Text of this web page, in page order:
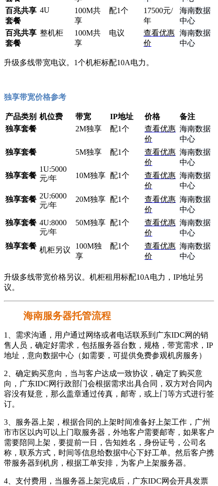
百兆共享
套餐
4U
100M共
享
配1个 17500元/
年
海南数据
中心
百兆共享
套餐
整机柜
100M共
享
电议
查看优惠
价
海南数据
中心
升级多线带宽电议。1个机柜标配10A电力。
独享带宽价格参考
产品类别 机位费 带宽 IP地址 价格
备注
独享套餐
1U:5000
元/年
2U:6000
元/年
4U:8000
元/年
机柜另议
2M独享 配1个
查看优惠
价
海南数据
中心
独享套餐
5M独享 配1个
查看优惠
价
海南数据
中心
独享套餐
10M独享 配1个
查看优惠
价
海南数据
中心
独享套餐
20M独享 配1个
查看优惠
价
海南数据
中心
独享套餐
50M独享 配1个
查看优惠
价
海南数据
中心
独享套餐
100M独
享
配1个
查看优惠
价
海南数据
中心
升级多线带宽价格另议。机柜租用标配10A电力，IP地址另
议。
海南服务器托管流程
1、需求沟通，用户通过网络或者电话联系到广东IDC网的销
售人员，确定好需求，包括服务器台数，规格，带宽需求，IP
地址，意向数据中心（如需要，可提供免费参观机房服务）
2、确定购买意向，当与客户达成一致协议，确定了购买意
向，广东IDC网行政部门会根据需求出具合同，双方对合同内
容没有疑意，那么盖章通过传真，邮寄，或上门等方式进行签
订。
3、服务器上架，根据合同的上架时间准备好上架工作，广州
市市区以内可以上门取服务器，外地客户需要邮寄，如果客户
需要陪同上架，要提前一日，告知姓名，身份证号，公司名
称，联系方式，时间等信息给数据中心下好工单。然后客户携
带服务器到机房，根据工单安排，为客户上架服务器。
4、支付费用，当服务器上架完成后，广东IDC网会开具发票